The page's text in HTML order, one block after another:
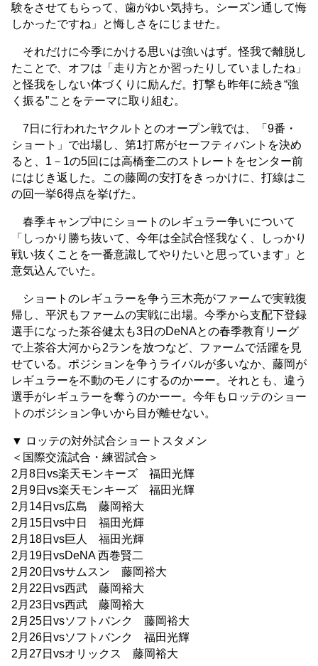
験をさせてもらって、歯がゆい気持ち。シーズン通して悔
しかったですね」と悔しさをにじませた。
それだけに今季にかける思いは強いはず。怪我で離脱し
たことで、オフは「走り方とか習ったりしていましたね」
と怪我をしない体づくりに励んだ。打撃も昨年に続き“強
く振る”ことをテーマに取り組む。
7日に行われたヤクルトとのオープン戦では、「9番・
ショート」で出場し、第1打席がセーフティバントを決め
ると、1－1の5回には高橋奎二のストレートをセンター前
にはじき返した。この藤岡の安打をきっかけに、打線はこ
の回一挙6得点を挙げた。
春季キャンプ中にショートのレギュラー争いについて
「しっかり勝ち抜いて、今年は全試合怪我なく、しっかり
戦い抜くことを一番意識してやりたいと思っています」と
意気込んでいた。
ショートのレギュラーを争う三木亮がファームで実戦復
帰し、平沢もファームの実戦に出場。今季から支配下登録
選手になった茶谷健太も3日のDeNAとの春季教育リーグ
で上茶谷大河から2ランを放つなど、ファームで活躍を見
せている。ポジションを争うライバルが多いなか、藤岡が
レギュラーを不動のモノにするのかーー。それとも、違う
選手がレギュラーを奪うのかーー。今年もロッテのショー
トのポジション争いから目が離せない。
▼ ロッテの対外試合ショートスタメン
＜国際交流試合・練習試合＞
2月8日vs楽天モンキーズ 福田光輝
2月9日vs楽天モンキーズ 福田光輝
2月14日vs広島 藤岡裕大
2月15日vs中日 福田光輝
2月18日vs巨人 福田光輝
2月19日vsDeNA 西巻賢二
2月20日vsサムスン 藤岡裕大
2月22日vs西武 藤岡裕大
2月23日vs西武 藤岡裕大
2月25日vsソフトバンク 藤岡裕大
2月26日vsソフトバンク 福田光輝
2月27日vsオリックス 藤岡裕大